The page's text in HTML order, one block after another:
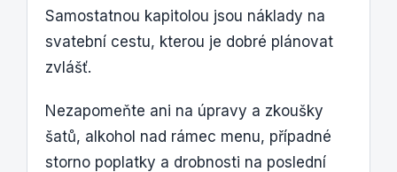
Samostatnou kapitolou jsou náklady na
svatební cestu, kterou je dobré plánovat
zvlášť.
Nezapomeňte ani na úpravy a zkoušky
šatů, alkohol nad rámec menu, případné
storno poplatky a drobnosti na poslední